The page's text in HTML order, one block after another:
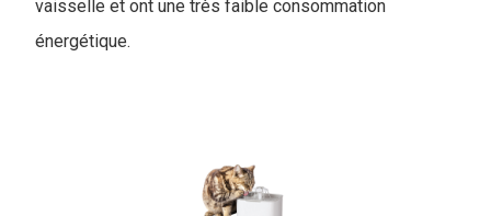
vaisselle et ont une très faible consommation
énergétique.